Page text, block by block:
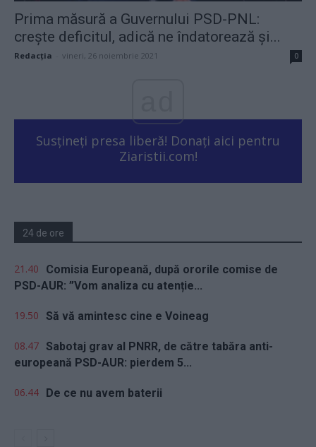
Prima măsură a Guvernului PSD-PNL:
crește deficitul, adică ne îndatorează și...
Redacţia vineri, 26 noiembrie 2021 0
Susțineți presa liberă! Donați aici pentru
Ziaristii.com!
24 de ore
21.40
Comisia Europeană, după ororile comise de
PSD-AUR: ”Vom analiza cu atenție...
19.50 Să vă amintesc cine e Voineag
08.47 Sabotaj grav al PNRR, de către tabăra anti-
europeană PSD-AUR: pierdem 5...
06.44 De ce nu avem baterii